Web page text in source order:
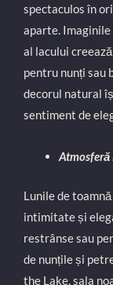
spectaculos în
aparte.
al lacului
pentru nunți sau
decorul natural
sentiment de
Lunile de
intimitate și
restrânse sau
de nunțile și
the Lake, sala